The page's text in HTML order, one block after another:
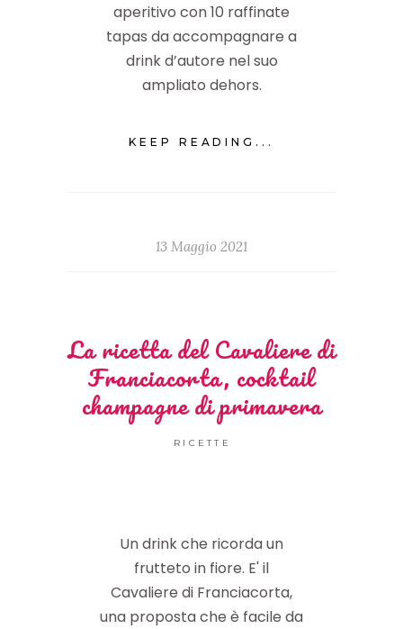
aperitivo con 10 raffinate
tapas da accompagnare a
drink d’autore nel suo
ampliato dehors.
KEEP READING...
13 Maggio 2021
La ricetta del Cavaliere di
Franciacorta, cocktail
champagne di primavera
RICETTE
Un drink che ricorda un
frutteto in fiore. E' il
Cavaliere di Franciacorta,
una proposta che è facile da